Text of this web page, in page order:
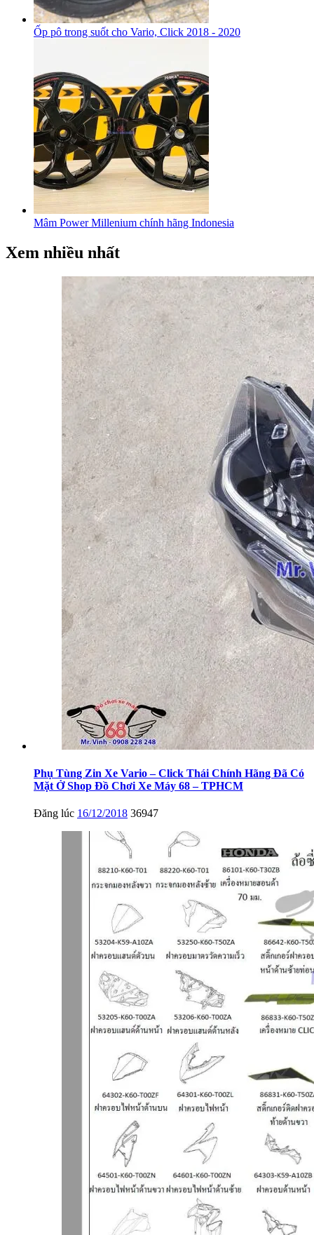
Ốp pô trong suốt cho Vario, Click 2018 - 2020
Mâm Power Millenium chính hãng Indonesia
Xem nhiều nhất
Phụ Tùng Zin Xe Vario – Click Thái Chính Hãng Đã Có
Mặt Ở Shop Đồ Chơi Xe Máy 68 – TPHCM
Đăng lúc 16/12/2018 36947